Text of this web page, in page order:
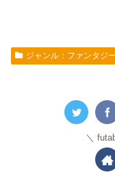
ジャンル：ファンタジー